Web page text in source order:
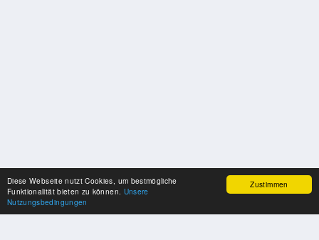
Zustimmen
Diese Webseite nutzt Cookies, um bestmögliche
Funktionalität bieten zu können. Unsere
Nutzungsbedingungen